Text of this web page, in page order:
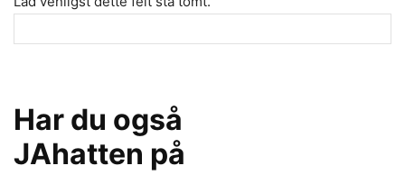
Har du også
JAhatten på